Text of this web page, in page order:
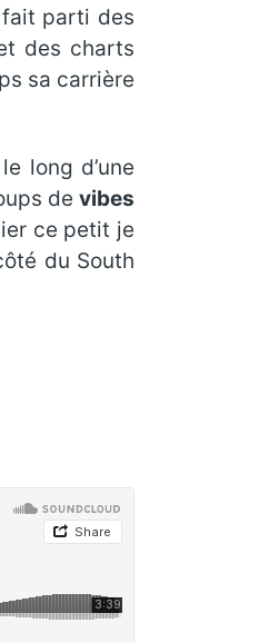
parti des
des charts
sa carrière
long d’une
devibes
ce petit je
du South